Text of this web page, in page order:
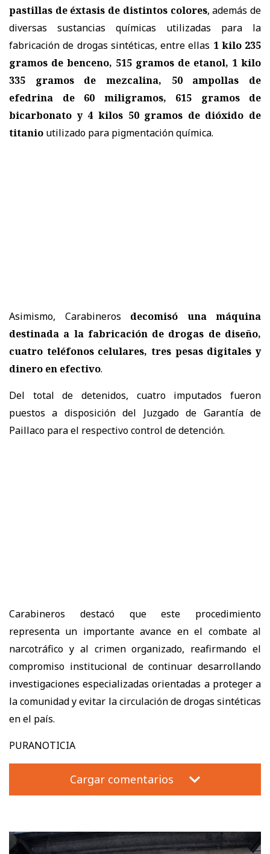
pastillas de éxtasis de distintos colores, además de
diversas sustancias químicas utilizadas para la
fabricación de drogas sintéticas, entre ellas 1 kilo 235
gramos de benceno, 515 gramos de etanol, 1 kilo
335 gramos de mezcalina, 50 ampollas de
efedrina de 60 miligramos, 615 gramos de
bicarbonato y 4 kilos 50 gramos de dióxido de
titanio utilizado para pigmentación química.
Asimismo, Carabineros decomisó una máquina
destinada a la fabricación de drogas de diseño,
cuatro teléfonos celulares, tres pesas digitales y
dinero en efectivo.
Del total de detenidos, cuatro imputados fueron
puestos a disposición del Juzgado de Garantía de
Paillaco para el respectivo control de detención.
Carabineros destacó que este procedimiento
representa un importante avance en el combate al
narcotráfico y al crimen organizado, reafirmando el
compromiso institucional de continuar desarrollando
investigaciones especializadas orientadas a proteger a
la comunidad y evitar la circulación de drogas sintéticas
en el país.
PURANOTICIA
Cargar comentarios